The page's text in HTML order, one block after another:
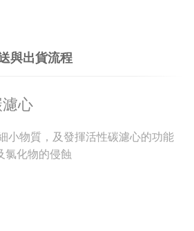
與出貨流程
心
小物質，及發揮活性碳濾心的功能
氯化物的侵蝕